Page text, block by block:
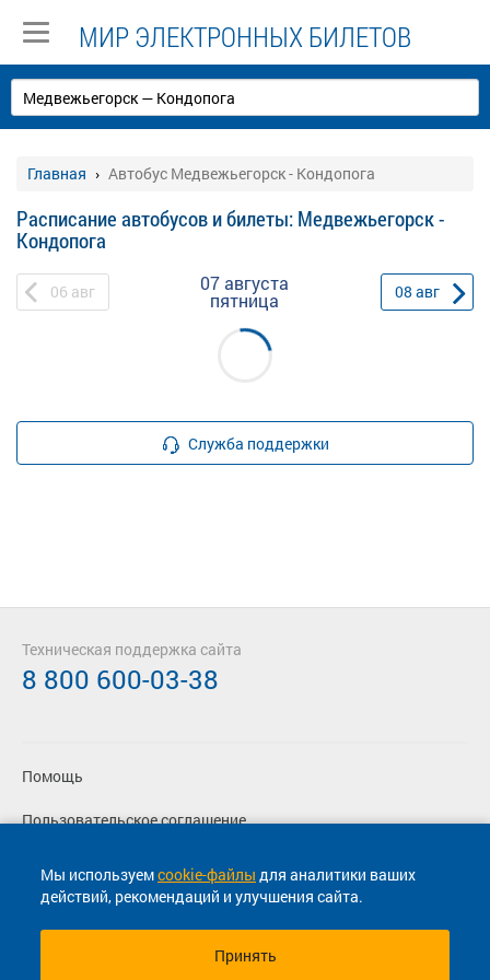
МИР ЭЛЕКТРОННЫХ БИЛЕТОВ
Главная Автобус Медвежьегорск - Кондопога
Расписание автобусов и билеты: Медвежьегорск -
Кондопога
06 авг 07 августа
пятница 08 авг
Служба поддержки
Мы используемcookie-файлы для аналитики ваших
действий, рекомендаций и улучшения сайта.
Принять
Помощь
Пользовательское соглашение
Политика конфиденциальности
Согласие на маркетинговые сообщения
Техническая поддержка сайта
8 800 600-03-38
© 2013-2026, ООО "Капитал"- Онлайн сервис продажи